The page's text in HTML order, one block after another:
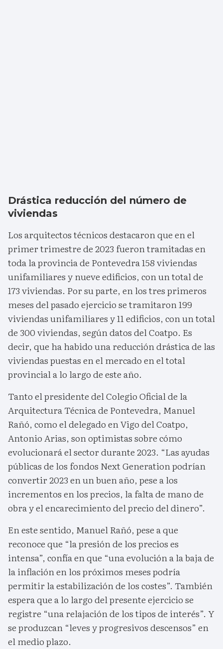
Drástica reducción del número de
viviendas
Los arquitectos técnicos destacaron que en el
primer trimestre de 2023 fueron tramitadas en
toda la provincia de Pontevedra 158 viviendas
unifamiliares y nueve edificios, con un total de
173 viviendas. Por su parte, en los tres primeros
meses del pasado ejercicio se tramitaron 199
viviendas unifamiliares y 11 edificios, con un total
de 300 viviendas, según datos del Coatpo. Es
decir, que ha habido una reducción drástica de las
viviendas puestas en el mercado en el total
provincial a lo largo de este año.
Tanto el presidente del Colegio Oficial de la
Arquitectura Técnica de Pontevedra, Manuel
Rañó, como el delegado en Vigo del Coatpo,
Antonio Arias, son optimistas sobre cómo
evolucionará el sector durante 2023. “Las ayudas
públicas de los fondos Next Generation podrían
convertir 2023 en un buen año, pese a los
incrementos en los precios, la falta de mano de
obra y el encarecimiento del precio del dinero”.
En este sentido, Manuel Rañó, pese a que
reconoce que “la presión de los precios es
intensa”, confía en que “una evolución a la baja de
la inflación en los próximos meses podría
permitir la estabilización de los costes”. También
espera que a lo largo del presente ejercicio se
registre “una relajación de los tipos de interés”. Y
se produzcan “leves y progresivos descensos” en
el medio plazo.